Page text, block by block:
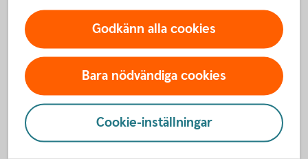
Inte kund än?
Bli kund och handla medaktier
Godkänn alla cookies
Bara nödvändiga cookies
Cookie-inställningar